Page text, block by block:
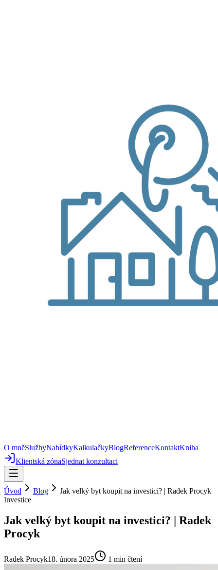
O mněSlužbyNabídkyKalkulačkyBlogReferenceKontaktKniha
Klientská zónaSjednat konzultaci
Úvod Blog
Jak velký byt koupit na investici? | Radek Procyk
Investice
Jak velký byt koupit na investici? | Radek
Procyk
Radek Procyk18. února 2025 1 min čtení